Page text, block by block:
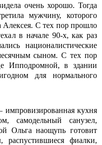
очень хорошо. Тогда
мужчину, которого
С тех пор прошло
в начале 90-х, как раз
националистические
сыном. С тех пор
Ипподромной, в здании
для нормального
кухня
самодельный санузел,
Ольга наощупь готовит
фиалки,